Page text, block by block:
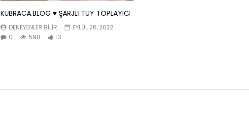
KUBRACA.BLOG ♥️ ŞARJLI TÜY TOPLAYICI
DENEYENLER BILIR
EYLÜL 26, 2022
0
598 13